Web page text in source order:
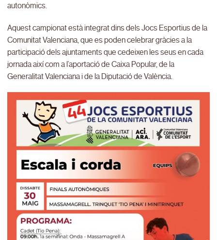
autonòmics.
Aquest campionat està integrat dins dels Jocs Esportius de la
Comunitat Valenciana, que es poden celebrar gràcies a la
participació dels ajuntaments que cedeixen les seus en cada
jornada així com a l’aportació de Caixa Popular, de la
Generalitat Valenciana i de la Diputació de València.